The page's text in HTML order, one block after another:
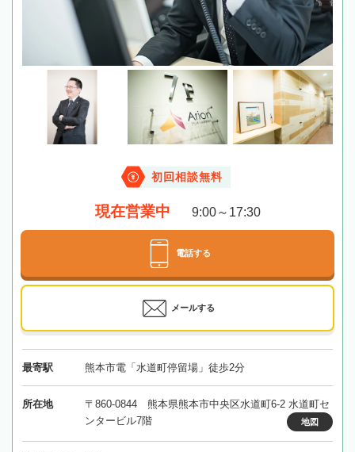
初回相談無料
現在営業中 9:00～17:30
電話する
メールする
最寄駅 熊本市電「水道町停留場」徒歩2分
所在地
〒860-0844 熊本県熊本市中央区水道町6-2 水道町セ
ンタービル7階
地図